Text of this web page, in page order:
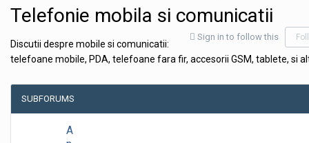
Telefonie mobila si comunicatii
Sign in to follow this
Discutii despre mobile si comunicatii:
telefoane mobile, PDA, telefoane fara fir, accesorii GSM, tablete, si
SUBFORUMS
A